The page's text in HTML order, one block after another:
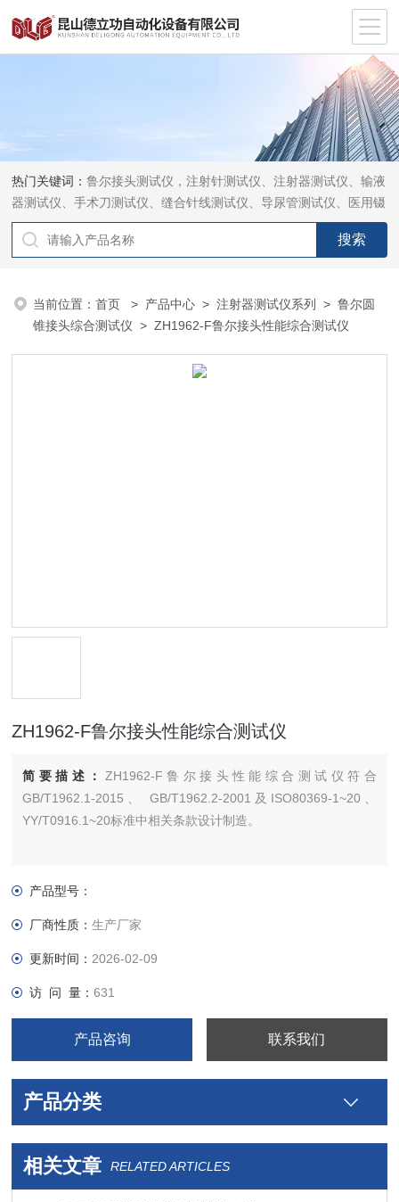
热门关键词：鲁尔接头测试仪，注射针测试仪、注射器测试仪、输液
器测试仪、手术刀测试仪、缝合针线测试仪、导尿管测试仪、医用镊
钳测试仪、导引管导丝测试仪、针灸针测试仪、留置针测试仪
当前位置：首页 > 产品中心 >注射器测试仪系列 >鲁尔圆
锥接头综合测试仪 > ZH1962-F鲁尔接头性能综合测试仪
ZH1962-F鲁尔接头性能综合测试仪
简要描述： ZH1962-F鲁尔接头性能综合测试仪符合
GB/T1962.1-2015、 GB/T1962.2-2001及ISO80369-1~20、
YY/T0916.1~20标准中相关条款设计制造。
产品型号：
厂商性质：生产厂家
更新时间： 2026-02-09
访 问 量：631
产品咨询 联系我们
产品分类
相关文章 RELATED ARTICLES